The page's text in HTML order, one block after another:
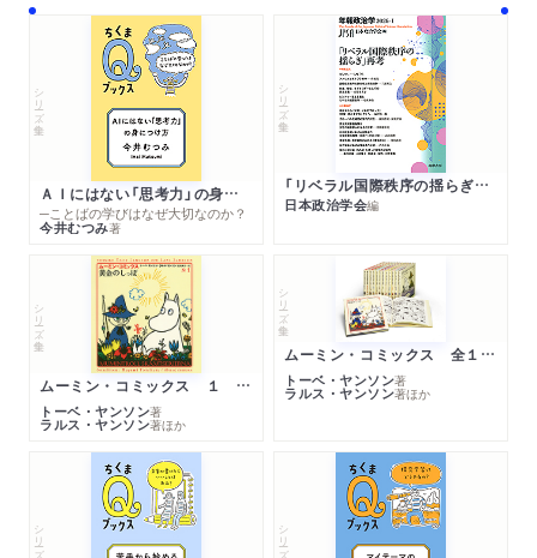
シリーズ・全集
ＡＩにはない「思考力」の身につけ方
─ことばの学びはなぜ大切なのか？
今井むつみ著
シリーズ・全集
「リベラル国際秩序の揺らぎ」再考 年報政治学２０２６‐Ⅰ
日本政治学会編
シリーズ・全集
ムーミン・コミックス １ 黄金のしっぽ
トーベ・ヤンソン著
ラルス・ヤンソン著ほか
シリーズ・全集
ムーミン・コミックス 全１４巻セット
トーベ・ヤンソン著
ラルス・ヤンソン著ほか
シリーズ・全集 シリーズ・全集